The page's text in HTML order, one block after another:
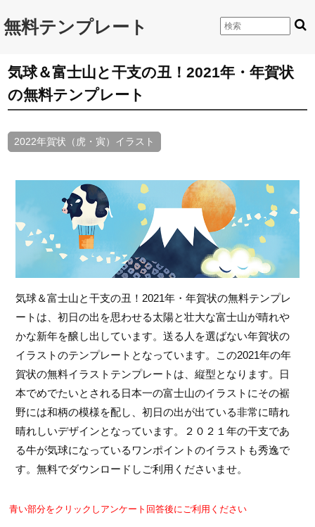
無料テンプレート
気球＆富士山と干支の丑！2021年・年賀状
の無料テンプレート
2022年賀状（虎・寅）イラスト
気球＆富士山と干支の丑！2021年・年賀状の無料テンプレ
ートは、初日の出を思わせる太陽と壮大な富士山が晴れや
かな新年を醸し出しています。送る人を選ばない年賀状の
イラストのテンプレートとなっています。この2021年の年
賀状の無料イラストテンプレートは、縦型となります。日
本でめでたいとされる日本一の富士山のイラストにその裾
野には和柄の模様を配し、初日の出が出ている非常に晴れ
晴れしいデザインとなっています。２０２１年の干支であ
る牛が気球になっているワンポイントのイラストも秀逸で
す。無料でダウンロードしご利用くださいませ。
青い部分をクリックしアンケート回答後にご利用ください